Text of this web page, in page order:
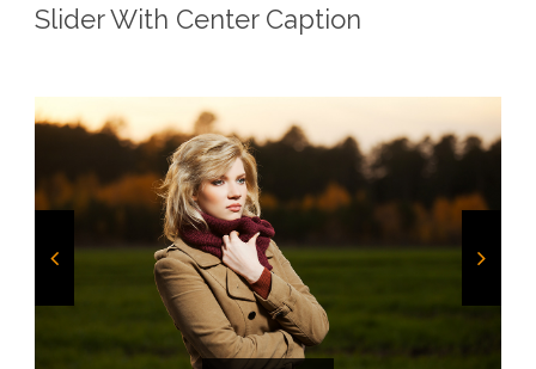
Slider With Center Caption